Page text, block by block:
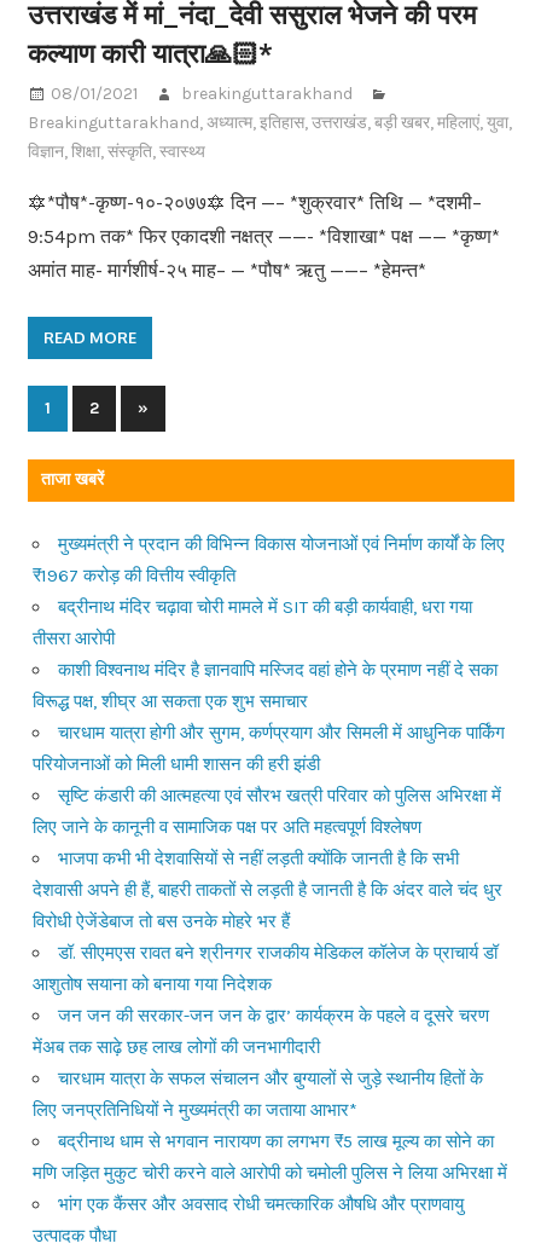
उत्तराखंड में मां_नंदा_देवी ससुराल भेजने की परम
कल्याण कारी यात्रा🙏🏻*
08/01/2021
breakinguttarakhand
Breakinguttarakhand,अध्यात्म,इतिहास,उत्तराखंड,बड़ी खबर,महिलाएं,युवा,
विज्ञान,शिक्षा,संस्कृति,स्वास्थ्य
🔯*पौष*-कृष्ण-१०-२०७७🔯 दिन —– *शुक्रवार* तिथि — *दशमी–
9:54pm तक* फिर एकादशी नक्षत्र ——- *विशाखा* पक्ष —— *कृष्ण*
अमांत माह- मार्गशीर्ष-२५ माह– — *पौष* ऋतु ——– *हेमन्त*
READ MORE
Posts
navigation
1 2
Next
Posts
»
ताजा खबरें
मुख्यमंत्री ने प्रदान की विभिन्न विकास योजनाओं एवं निर्माण कार्यों के लिए
₹1967 करोड़ की वित्तीय स्वीकृति
बद्रीनाथ मंदिर चढ़ावा चोरी मामले में SIT की बड़ी कार्यवाही, धरा गया
तीसरा आरोपी
काशी विश्वनाथ मंदिर है ज्ञानवापि मस्जिद वहां होने के प्रमाण नहीं दे सका
विरूद्ध पक्ष, शीघ्र आ सकता एक शुभ समाचार
चारधाम यात्रा होगी और सुगम, कर्णप्रयाग और सिमली में आधुनिक पार्किंग
परियोजनाओं को मिली धामी शासन की हरी झंडी
सृष्टि कंडारी की आत्महत्या एवं सौरभ खत्री परिवार को पुलिस अभिरक्षा में
लिए जाने के कानूनी व सामाजिक पक्ष पर अति महत्वपूर्ण विश्लेषण
भाजपा कभी भी देशवासियों से नहीं लड़ती क्योंकि जानती है कि सभी
देशवासी अपने ही हैं, बाहरी ताकतों से लड़ती है जानती है कि अंदर वाले चंद धुर
विरोधी ऐजेंडेबाज तो बस उनके मोहरे भर हैं
डॉ. सीएमएस रावत बने श्रीनगर राजकीय मेडिकल कॉलेज के प्राचार्य डॉ
आशुतोष सयाना को बनाया गया निदेशक
जन जन की सरकार-जन जन के द्वार’ कार्यक्रम के पहले व दूसरे चरण
मेंअब तक साढ़े छह लाख लोगों की जनभागीदारी
चारधाम यात्रा के सफल संचालन और बुग्यालों से जुड़े स्थानीय हितों के
लिए जनप्रतिनिधियों ने मुख्यमंत्री का जताया आभार*
बद्रीनाथ धाम से भगवान नारायण का लगभग ₹5 लाख मूल्य का सोने का
मणि जड़ित मुकुट चोरी करने वाले आरोपी को चमोली पुलिस ने लिया अभिरक्षा में
भांग एक कैंसर और अवसाद रोधी चमत्कारिक औषधि और प्राणवायु
उत्पादक पौधा